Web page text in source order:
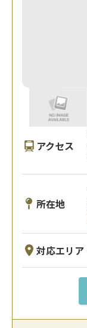
アクセス
所在地
対応エリア